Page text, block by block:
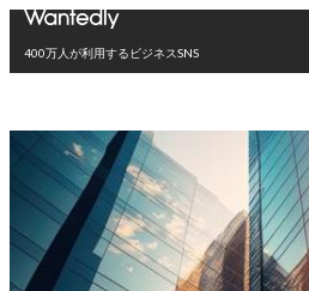
400万人が利用するビジネスSNS